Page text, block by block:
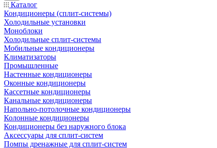
Каталог
Кондиционеры (сплит-системы)
Холодильные установки
Моноблоки
Холодильные сплит-системы
Мобильные кондиционеры
Климатизаторы
Промышленные
Настенные кондиционеры
Оконные кондиционеры
Кассетные кондиционеры
Канальные кондиционеры
Напольно-потолочные кондиционеры
Колонные кондиционеры
Кондиционеры без наружного блока
Аксессуары для сплит-систем
Помпы дренажные для сплит-систем